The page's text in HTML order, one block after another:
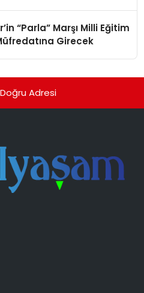
“Parla” Marşı Milli Eğitim
Girecek
Adresi